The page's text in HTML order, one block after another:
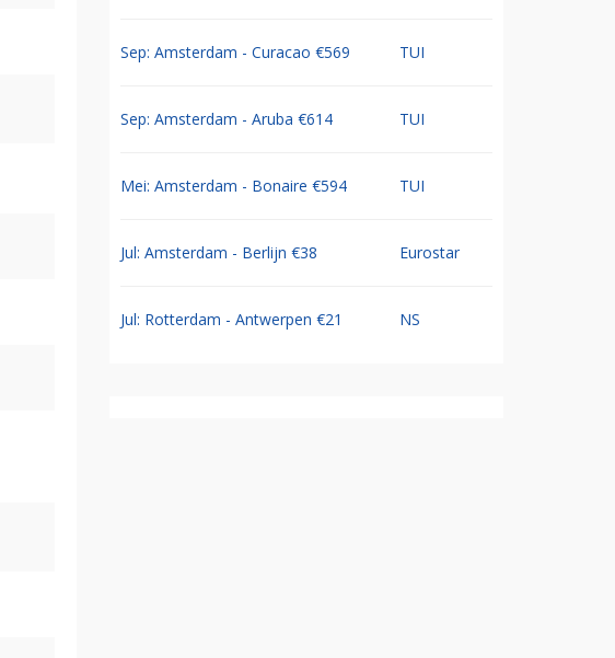
Sep: Amsterdam - Curacao €569 TUI
Sep: Amsterdam - Aruba €614 TUI
Mei: Amsterdam - Bonaire €594 TUI
Jul: Amsterdam - Berlijn €38 Eurostar
Jul: Rotterdam - Antwerpen €21 NS